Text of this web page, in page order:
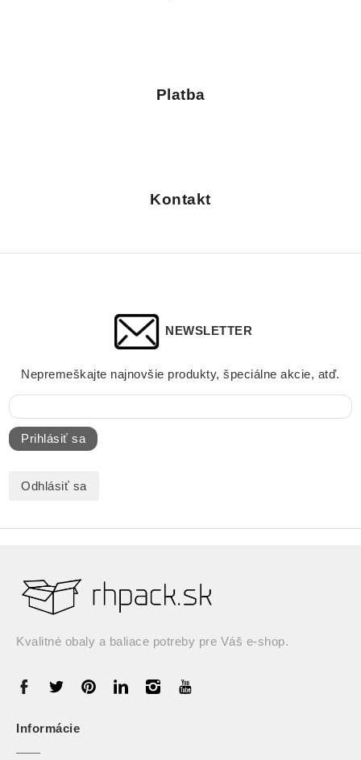
Platba
Kontakt
NEWSLETTER
Nepremeškajte najnovšie produkty, špeciálne akcie, atď.
Prihlásiť sa
Odhlásiť sa
Kvalitné obaly a baliace potreby pre Váš e-shop.
Informácie